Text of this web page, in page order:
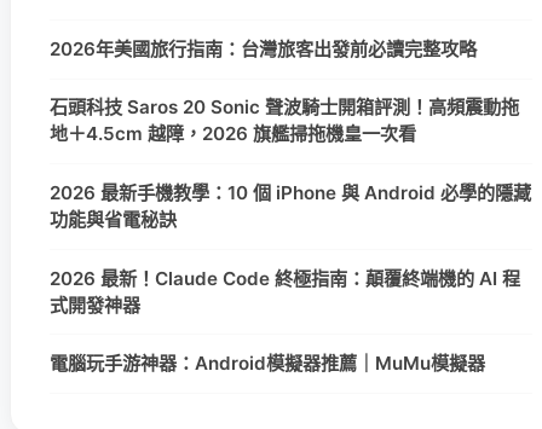
2026年美國旅行指南：台灣旅客出發前必讀完整攻略
石頭科技 Saros 20 Sonic 聲波騎士開箱評測！高頻震動拖
地＋4.5cm 越障，2026 旗艦掃拖機皇一次看
2026 最新手機教學：10 個 iPhone 與 Android 必學的隱藏
功能與省電秘訣
2026 最新！Claude Code 終極指南：顛覆終端機的 AI 程
式開發神器
電腦玩手游神器：Android模擬器推薦｜MuMu模擬器